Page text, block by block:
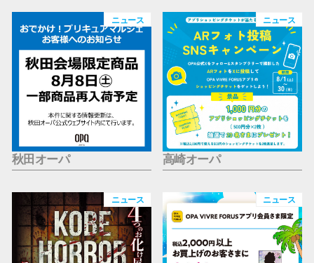
ニュース
秋田オーパ
ニュース
高崎オーパ
ニュース ニュース
横浜ビ